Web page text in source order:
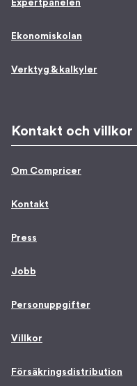
Expertpanelen
Ekonomiskolan
Verktyg & kalkyler
Kontakt och villkor
Om Compricer
Kontakt
Press
Jobb
Personuppgifter
Villkor
Försäkringsdistribution